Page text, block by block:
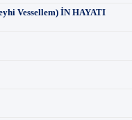
Vessellem) İN HAYATI